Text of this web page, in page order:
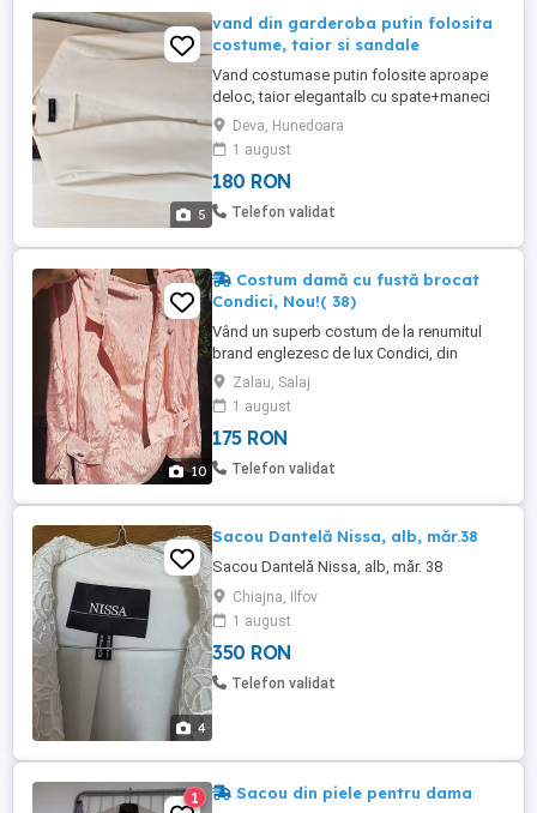
5
vand din garderoba putin folosita
costume, taior si sandale
Vand costumase putin folosite aproape
deloc, taior elegantalb cu spate+maneci
tip capa, marime 44, costumas rosu-taior
talie, pantaloni pana, costum cu fusta
maro-marime 46, sandale piele-culoarea
untului, marime 37, orice piesa 180 lei,
costum de primavara-toamna-stofa
Deva, Hunedoara
1 august
180 RON
Telefon validat
10
Costum damă cu fustă brocat
Condici, Nou!( 38)
Vând un superb costum de la renumitul
brand englezesc de lux Condici, din
material brocat de calitate superioară!
Dimensiuni: Talie fustă: 39 cm 2, șold
fustă: 50 cm 2, lungime fustă: 64 cm bust
bolero: 45 cm 2, lungime bolero: 47 cm!
Zalau, Salaj
1 august
175 RON
Telefon validat
4
Sacou Dantelă Nissa, alb, măr.38
Sacou Dantelă Nissa, alb, măr. 38
Chiajna, Ilfov
1 august
350 RON
Telefon validat
1 Sacou din piele pentru dama